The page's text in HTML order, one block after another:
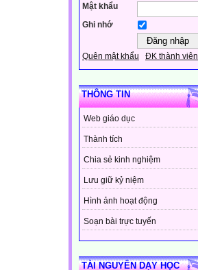
Mật khẩu
Ghi nhớ
Quên mật khẩu ĐK thành viên
THÔNG TIN
Web giáo dục
Thành tích
Chia sẻ kinh nghiệm
Lưu giữ kỷ niệm
Hình ảnh hoạt động
Soạn bài trực tuyến
TÀI NGUYÊN DẠY HỌC